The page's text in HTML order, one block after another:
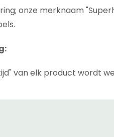
onze merknaam
van elk product wordt
het product niet op